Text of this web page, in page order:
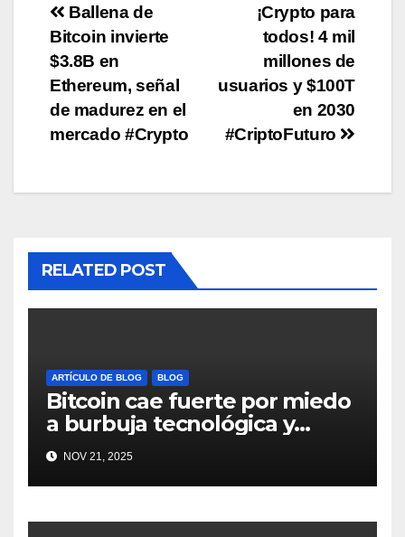
Post
navigation
¡Crypto para
todos! 4 mil
millones de
usuarios y $100T
en 2030
#CriptoFuturo
Ballena de
Bitcoin invierte
$3.8B en
Ethereum, señal
de madurez en el
mercado #Crypto
RELATED POST
ARTÍCULO DE BLOG BLOG
Bitcoin cae fuerte por miedo
a burbuja tecnológica y
nervios en AI #crypto
#Bitcoin
NOV 21, 2025